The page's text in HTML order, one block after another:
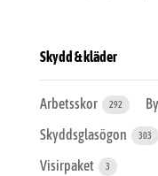
Skydd & kläder
Arbetsskor 292
Skyddsglasögon 303
Visirpaket 3